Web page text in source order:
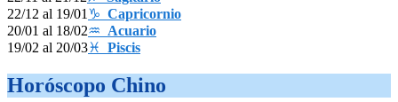
22/12 al 19/01 ♑ Capricornio
20/01 al 18/02♒ Acuario
19/02 al 20/03♓ Piscis
Horóscopo Chino